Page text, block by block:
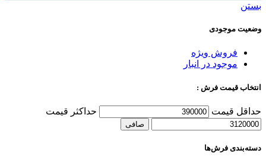
بستن
وضعیت موجودی
فروش ویژه
موجود در انبار
انتخاب قیمت فرش :
حداقل قیمت حداكثر قيمت
صافی
دسته‌بندی‌ فرش‌ها